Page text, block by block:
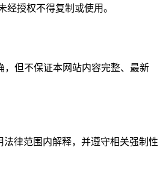
经授权不得复制或使用。
，但不保证本网站内容完整、最新
律范围内解释，并遵守相关强制性